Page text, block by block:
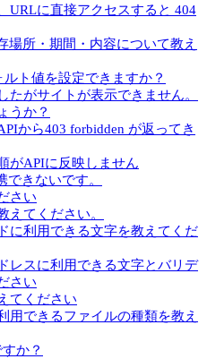
URLに直接アクセスすると 404
場所・期間・内容について教え
ト値を設定できますか？
たがサイトが表示できません。
うか？
から403 forbidden が返ってき
がAPIに反映しません
できないです。
さい
えてください。
に利用できる文字を教えてくだ
レスに利用できる文字とバリデ
さい
てください
用できるファイルの種類を教え
か？